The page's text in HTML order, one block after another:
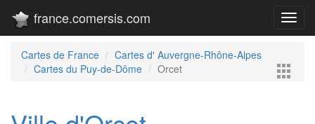
france.comersis.com
Cartes de France
Cartes d' Auvergne-Rhône-Alpes
Cartes du Puy-de-Dôme
Orcet